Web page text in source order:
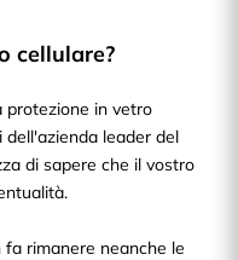
cellulare?
protezione in vetro
leader del
di sapere che il vostro
rimanere neanche le